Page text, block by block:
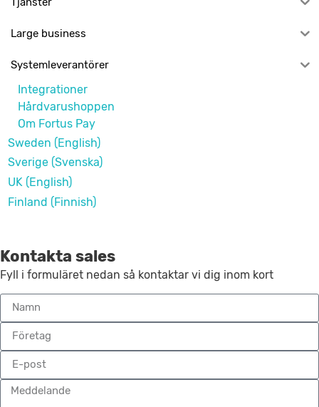
Large business
Systemleverantörer
Integrationer
Hårdvarushoppen
Om Fortus Pay
Sweden (English)
Sverige (Svenska)
UK (English)
Finland (Finnish)
Kontakta sales
Fyll i formuläret nedan så kontaktar vi dig inom kort